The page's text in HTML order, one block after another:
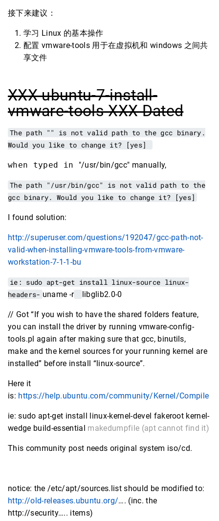
接下来建议：
学习 Linux 的基本操作
配置 vmware-tools 用于在虚拟机和 windows 之间共
享文件
XXX ubuntu-7-install-
vmware-tools XXX Dated
The path "" is not valid path to the gcc binary.
Would you like to change it? [yes]
when typed in "/usr/bin/gcc" manually,
The path "/usr/bin/gcc" is not valid path to the
gcc binary. Would you like to change it? [yes]
I found solution:
http://superuser.com/questions/192047/gcc-path-not-
valid-when-installing-vmware-tools-from-vmware-
workstation-7-1-1-bu
ie: sudo apt-get install linux-source linux-
headers- uname -r libglib2.0-0
// Got “If you wish to have the shared folders feature,
you can install the driver by running vmware-config-
tools.pl again after making sure that gcc, binutils,
make and the kernel sources for your running kernel are
installed” before install “linux-source”.
Here it
is: https://help.ubuntu.com/community/Kernel/Compile
ie: sudo apt-get install linux-kernel-devel fakeroot kernel-
wedge build-essential makedumpfile (apt cannot find it)
This community post needs original system iso/cd.
notice: the /etc/apt/sources.list should be modified to:
http://old-releases.ubuntu.org/…. (inc. the
http://security….. items)